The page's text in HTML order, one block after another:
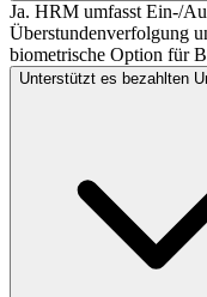
Ja. HRM umfasst Ein-/
Überstundenverfolgung
biometrische Option für
Unterstützt es bezahlten